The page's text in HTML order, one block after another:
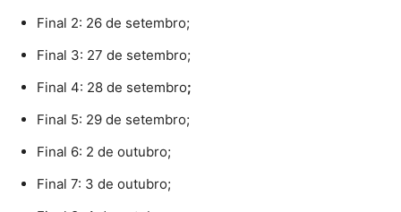
Final 2: 26 de setembro;
Final 3: 27 de setembro;
Final 4: 28 de setembro;
Final 5: 29 de setembro;
Final 6: 2 de outubro;
Final 7: 3 de outubro;